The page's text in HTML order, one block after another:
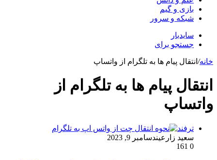
بازی و گیم
شبکه و سرور
سایدبار
جستجو برای
خانه/ انتقال پیام ها به تلگرام از واتساپ
انتقال پیام ها به تلگرام از
واتساپ
ترفند
سعید زارعیندسامبر 9, 2023
0